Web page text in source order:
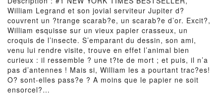
William Legrand et son jovial serviteur Jupiter d?
couvrent un ?trange scarab?e, un scarab?e d’or. Excit?,
William esquisse sur un vieux papier crasseux, un
croquis de l’insecte. S’emparant du dessin, son ami,
venu lui rendre visite, trouve en effet l’animal bien
curieux : il ressemble ? une t?te de mort ; et puis, il n’a
pas d’antennes ! Mais si, William les a pourtant trac?es!
O? sont-elles pass?e ? A moins que le papier ne soit
ensorcel?…